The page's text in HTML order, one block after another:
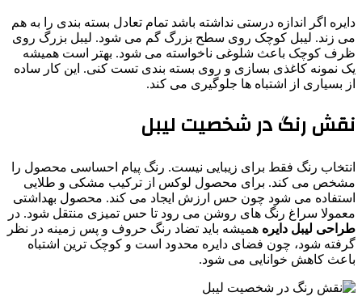
دایره اگر اندازه درستی نداشته باشد تمام تعادل بسته بندی را به هم
می زند. لیبل کوچک روی سطح بزرگ گم می شود. لیبل بزرگ روی
ظرف کوچک باعث شلوغی ناخواسته می شود. بهتر است همیشه
یک نمونه کاغذی بسازی و روی بسته بندی تست کنی. این کار ساده
از بسیاری از اشتباه ها جلوگیری می کند.
نقش رنگ در شخصیت لیبل
انتخاب رنگ فقط برای زیبایی نیست. رنگ پیام احساسی محصول را
مشخص می کند. برای محصول لوکس از ترکیب مشکی و طلایی
استفاده می شود چون حس ارزش ایجاد می کند. محصول بهداشتی
معمولا سراغ رنگ های روشن می رود تا حس تمیزی منتقل شود. در
طراحی لیبل دایره همیشه باید تضاد رنگ حروف و پس زمینه در نظر
گرفته شود، چون فضای دایره محدود است و کوچک ترین اشتباه
باعث کاهش خوانایی می شود.